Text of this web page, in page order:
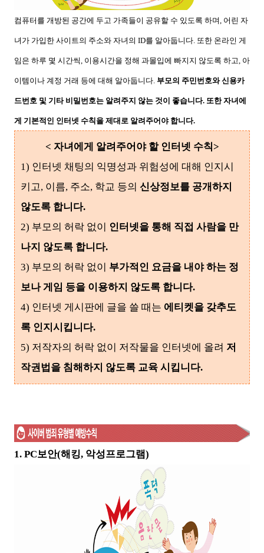
컴퓨터를 개방된 공간에 두고 가족들이 공유할 수 있도록 하며, 어린 자
녀가 가입한 사이트의 주소와 자녀의 ID를 알아둡니다. 또한 온라인 게
임은 하루 몇 시간씩, 이용시간을 정해 과몰입에 빠지지 않도록 하고, 아
이템이나 계정 거래 등에 대해 알아둡니다. 부모의 주민번호와 신용카
드번호 및 기타 비밀번호는 알려주지 않는 것이 좋습니다. 또한 자녀에
게 기본적인 인터넷 수칙을 제대로 알려주어야 합니다.
< 자녀에게 알려주어야 할 인터넷 수칙>
1) 인터넷 채팅의 익명성과 위험성에 대해 인지시
키고, 이름, 주소, 학교 등의 신상정보를 공개하지
않도록 합니다.
2) 부모의 허락 없이 인터넷을 통해 직접 사람을 만
나지 않도록 합니다.
3) 부모의 허락 없이 부가적인 요금을 내야 하는 정
보나 게임 등을 이용하지 않도록 합니다.
4) 인터넷 게시판에 글을 쓸 때는 에티켓을 갖추도
록 인지시킵니다.
5) 저작자의 허락 없이 저작물을 인터넷에 올려 저
작권법을 침해하지 않도록 교육 시킵니다.
1. PC보안(해킹, 악성프로그램)